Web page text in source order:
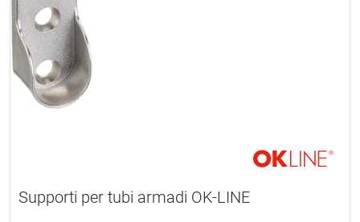
Supporti per tubi armadi OK-LINE